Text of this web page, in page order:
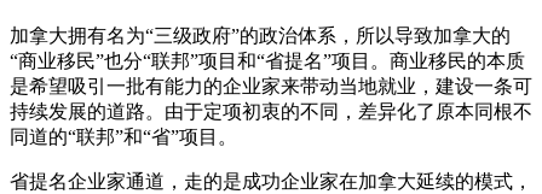
加拿大拥有名为“三级政府”的政治体系，所以导致加拿大的
“商业移民”也分“联邦”项目和“省提名”项目。商业移民的本质
是希望吸引一批有能力的企业家来带动当地就业，建设一条可
持续发展的道路。由于定项初衷的不同，差异化了原本同根不
同道的“联邦”和“省”项目。
省提名企业家通道，走的是成功企业家在加拿大延续的模式，